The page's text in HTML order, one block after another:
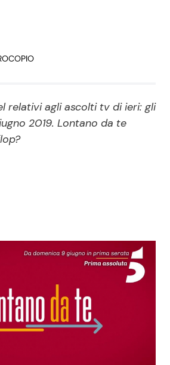
Reality e Talent
Cucina e Ricette
relativi agli ascolti tv di ieri: gli
2019. Lontano da te